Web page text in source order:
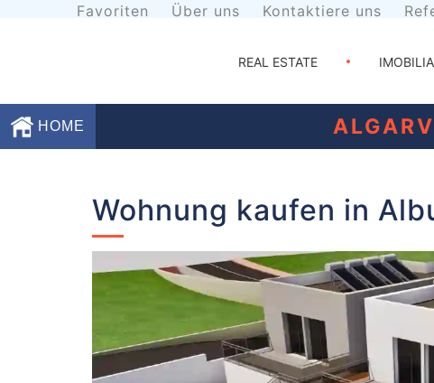
Favoriten Über uns Kontaktiere uns
REAL ESTATE
HOME
Kontaktiere
Geschäftsbedingungen
Wohnung kaufen in